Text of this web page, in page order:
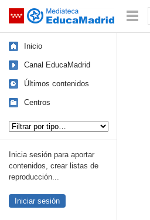
Saltar navegación
Inicio
Canal EducaMadrid
Últimos contenidos
Centros
Inicia sesión para aportar
contenidos, crear listas de
reproducción...
Iniciar sesión